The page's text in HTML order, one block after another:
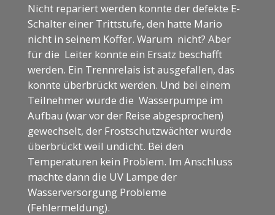
Nicht repariert werden konnte der defekte E-
Schalter einer Trittstufe, den hatte Mario
nicht in seinem Koffer. Warum nicht? Aber
für die Leiter konnte ein Ersatz beschafft
werden. Ein Trennrelais ist ausgefallen, das
konnte überbrückt werden. Und bei einem
Teilnehmer wurde die Wasserpumpe im
Aufbau (war vor der Reise abgesprochen)
gewechselt, der Frostschutzwächter wurde
überbrückt weil undicht. Bei den
Temperaturen kein Problem. Im Anschluss
machte dann die UV Lampe der
Wasserversorgung Probleme
(Fehlermeldung).